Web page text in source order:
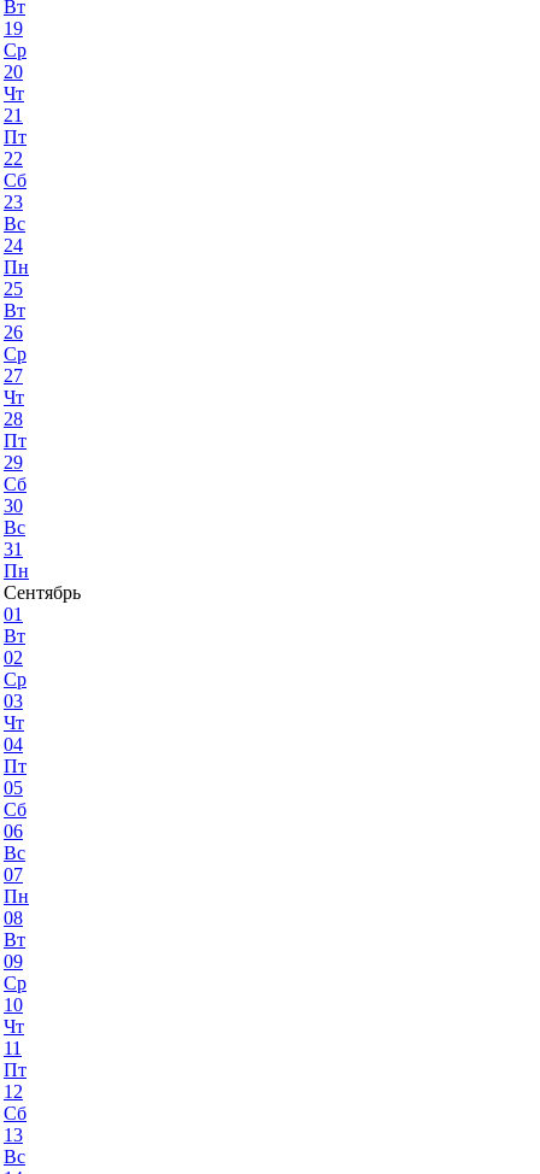
Вт
19
Ср
20
Чт
21
Пт
22
Сб
23
Вс
24
Пн
25
Вт
26
Ср
27
Чт
28
Пт
29
Сб
30
Вс
31
Пн
Сентябрь
01
Вт
02
Ср
03
Чт
04
Пт
05
Сб
06
Вс
07
Пн
08
Вт
09
Ср
10
Чт
11
Пт
12
Сб
13
Вс